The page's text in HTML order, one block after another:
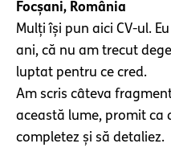
Focșani, România
Mulți își pun aici CV-ul.
ani, că nu am trecut
luptat pentru ce cred.
Am scris câteva
această lume, promit ca
completez și să detaliez.